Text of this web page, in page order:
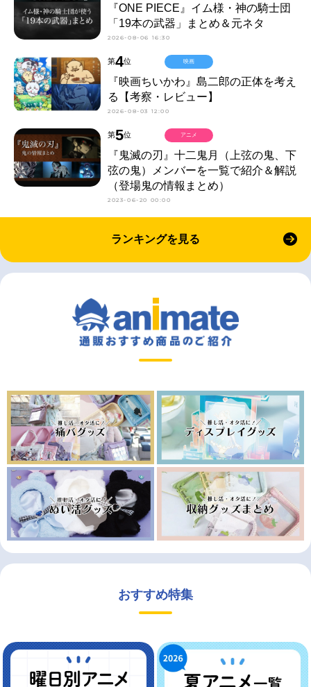
『ONE PIECE』イム様・神の騎士団
「19本の武器」まとめ＆元ネタ
2026-08-06 16:30
第4位
『映画ちいかわ』島二郎の正体を考え
る【考察・レビュー】
2026-08-03 12:00
映画
第5位
『鬼滅の刃』十二鬼月（上弦の鬼、下
弦の鬼）メンバーを一覧で紹介＆解説
（登場鬼の情報まとめ）
2023-06-20 00:00
アニメ
ランキングを見る
おすすめ特集